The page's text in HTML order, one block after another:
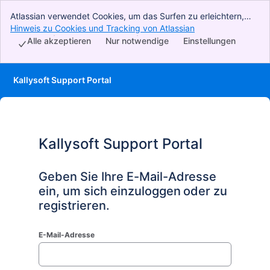
Atlassian verwendet Cookies, um das Surfen zu erleichtern,
Analysen und Recherchen durchzuführen und Werbung zu
betreiben. Akzeptieren Sie alle Cookies, um anzugeben, dass
zustimmen.
Hinweis zu Cookies und Tracking von Atlassian
Einstellungen
Nur notwendige
Alle akzeptieren
Kallysoft Support Portal
Kallysoft Support Portal
Geben Sie Ihre E-Mail-Adresse
ein, um sich einzuloggen oder zu
registrieren.
E-Mail-Adresse